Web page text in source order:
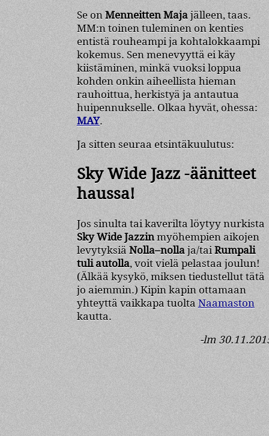
Se onMenneitten Majajälleen, taas.
MM:n toinen tuleminen on kenties
entistä rouheampi ja kohtalokkaampi
kokemus. Sen menevyyttä ei käy
kiistäminen, minkä vuoksi loppua
kohden onkin aiheellista hieman
rauhoittua, herkistyä ja antautua
huipennukselle. Olkaa hyvät, ohessa:
MAY.
Ja sitten seuraa etsintäkuulutus:
Sky Wide Jazz -äänitteet
haussa!
Jos sinulta tai kaverilta löytyy nurkista
Sky Wide Jazzinmyöhempien aikojen
levytyksiä Nolla–nollaja/taiRumpali
tuli autolla, voit vielä pelastaa joulun!
(Älkää kysykö, miksen tiedustellut tätä
jo aiemmin.) Kipin kapin ottamaan
yhteyttä vaikkapa tuolta Naamaston
kautta.
-lm